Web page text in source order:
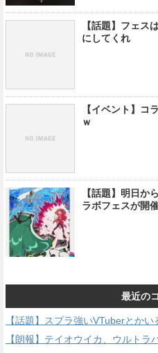
【話題】フェス
にしてくれ
【イベント】コ
ｗ
【話題】明日か
ラボフェスが
最近の
【話題】スプラ強いVTuberとかい
【朗報】テイオウイカ、ウルトラ